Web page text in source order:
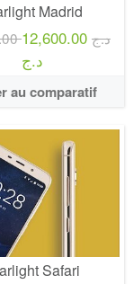
Madrid
14,300.00 د.ج 12,600.00
د.ج
au comparatif
Safari